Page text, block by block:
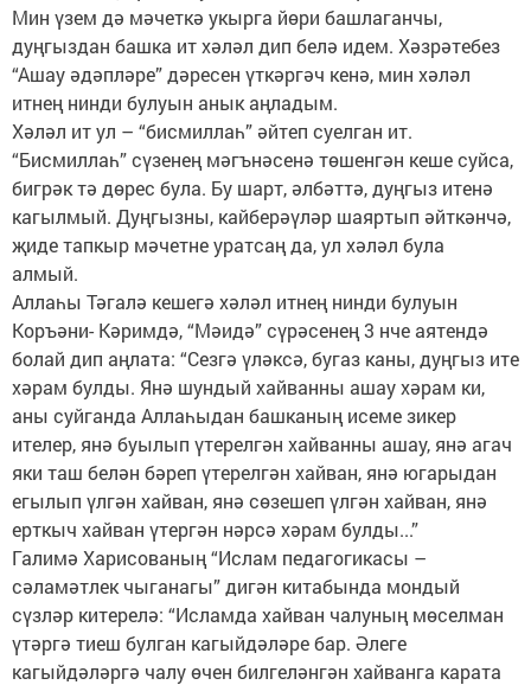
Мин үзем дә мәчеткә укырга йөри башлаганчы,
дуңгыздан башка ит хәләл дип белә идем. Хәзрәтебез
“Ашау әдәпләре” дәресен үткәргәч кенә, мин хәләл
итнең нинди булуын анык аңладым.
Хәләл ит ул – “бисмиллаһ” әйтеп суелган ит.
“Бисмиллаһ” сүзенең мәгънәсенә төшенгән кеше суйса,
бигрәк тә дөрес була. Бу шарт, әлбәттә, дуңгыз итенә
кагылмый. Дуңгызны, кайберәүләр шаяртып әйткәнчә,
җиде тапкыр мәчетне уратсаң да, ул хәләл була
алмый.
Аллаһы Тәгалә кешегә хәләл итнең нинди булуын
Коръәни- Кәримдә, “Мәидә” сүрәсенең 3 нче аятендә
болай дип аңлата: “Сезгә үләксә, бугаз каны, дуңгыз ите
хәрам булды. Янә шундый хайванны ашау хәрам ки,
аны суйганда Аллаһыдан башканың исеме зикер
ителер, янә буылып үтерелгән хайванны ашау, янә агач
яки таш белән бәреп үтерелгән хайван, янә югарыдан
егылып үлгән хайван, янә сөзешеп үлгән хайван, янә
ерткыч хайван үтергән нәрсә хәрам булды...”
Галимә Харисованың “Ислам педагогикасы –
сәламәтлек чыганагы” дигән китабында мондый
сүзләр китерелә: “Исламда хайван чалуның мөселман
үтәргә тиеш булган кагыйдәләре бар. Әлеге
кагыйдәләргә чалу өчен билгеләнгән хайванга карата